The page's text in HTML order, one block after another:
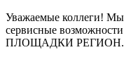
Уважаемые коллеги! Мы
сервисные
ПЛОЩАДКИ РЕГИОН.